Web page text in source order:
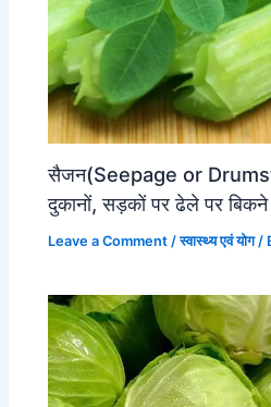
सैजन(Seepage or
दुकानों, सड़कों पर ढेले पर
Leave a Comment /स्वास्थ्य एवं योग/